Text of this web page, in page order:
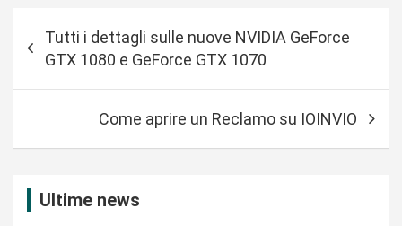
Tutti i dettagli sulle nuove NVIDIA GeForce
GTX 1080 e GeForce GTX 1070
Come aprire un Reclamo su IOINVIO
Ultime news